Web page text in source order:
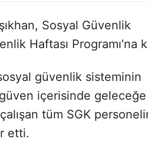
Sosyal Güvenlik
Haftası Programı’na
güvenlik sisteminin
içerisinde geleceğe
tüm SGK
etti.